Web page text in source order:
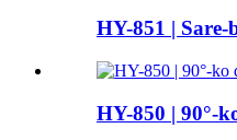
HY-851 |
HY-850 | 90°-